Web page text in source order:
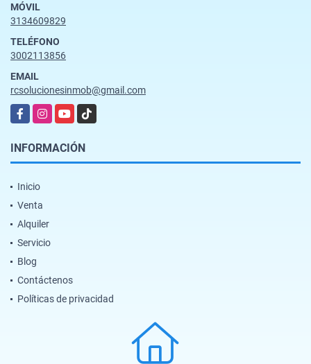
MÓVIL
3134609829
TELÉFONO
3002113856
EMAIL
rcsolucionesinmob@gmail.com
FacebookInstagramYouTubeTikTok
INFORMACIÓN
Inicio
Venta
Alquiler
Servicio
Blog
Contáctenos
Políticas de privacidad